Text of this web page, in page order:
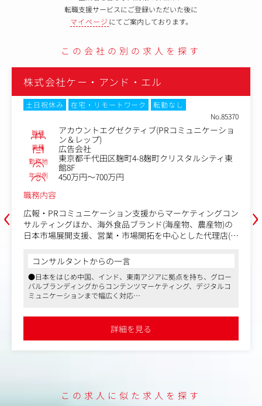
転職支援サービスにご登録いただいた後に
マイページ にてご案内しております。
この会社の別の求人を探す
‹
株式会社ケー・アンド・エル
土日祝休み 在宅・リモートワーク
転勤なし
No.85370
職種
アカウントエグゼクティブ(PRコミュニケーショ
ン＆レップ)
業種 広告会社
勤務地
東京都千代田区麹町4-8麹町クリスタルシティ東
館8F
年収例
450万円～700万円
職務内容
広報・PRコミュニケーション支援からマーケティングコン
サルティングほか、海外食品ブランド(海産物、農産物)の
日本市場展開支援、営業・市場開拓を中心とした代理店(レ
●広報コンサルティング業務(主にクライアントのPRコミ
ュニケーション支援業務)
├広報・PRプランの立案・実行
├メディアリレーション業務
●海外食品ブランドのレップ業務
├日本国内での流通拡大に向けた営業活動および販売戦略
コンサルタントからの一言
●日本をはじめ中国、インド、東南アジアに拠点を持ち、グロー
バルブランディングからコンテンツマーケティング、デジタルコ
ミュニケーションまで幅広く対応
●英語でのコミュニケーションスキルをお持ちの方には存分に活
かしていただけるポジションで、海外案件に携わっていただく機
会も大いにあります
詳細を見る
›
この求人に似た求人を探す